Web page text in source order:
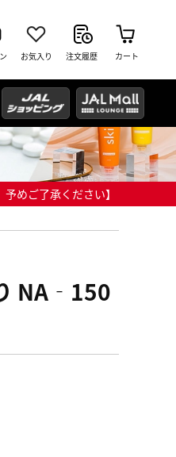
お気入り 注文履歴 カート
めご了承ください】
NA‐150